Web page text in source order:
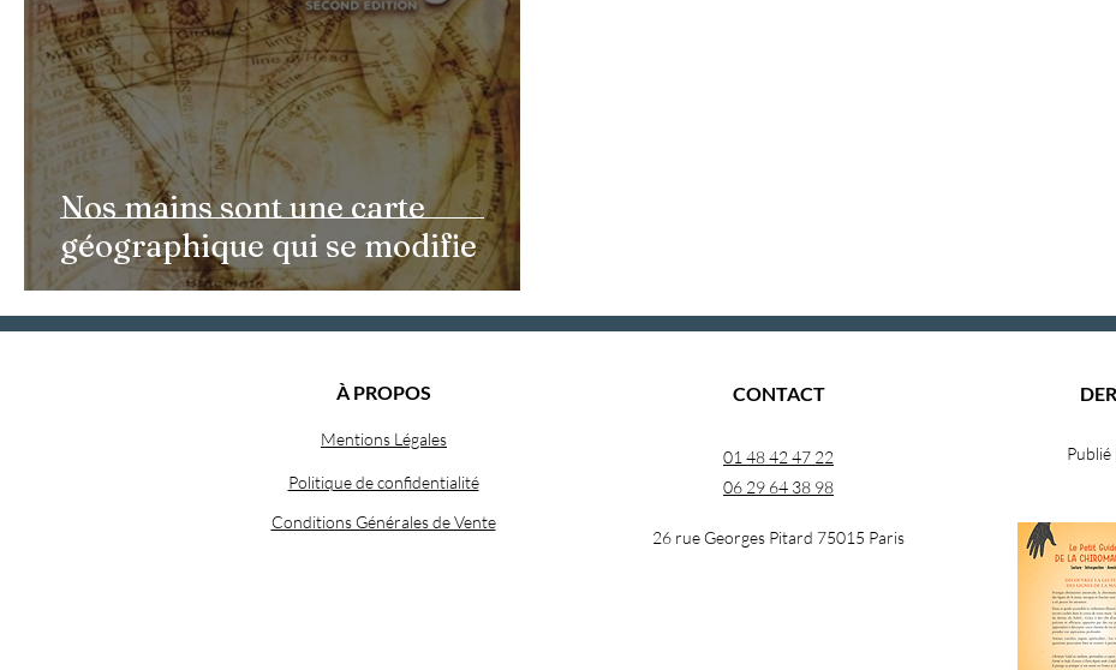
Nos mains sont une carte
géographique qui se modifie
26 rue Georges Pitard 75015 Paris
À PROPOS
Mentions Légales
Politique de confidentialité
CONTACT
01 48 42 47 22
06 29 64 38 98
Conditions Générales de Vente